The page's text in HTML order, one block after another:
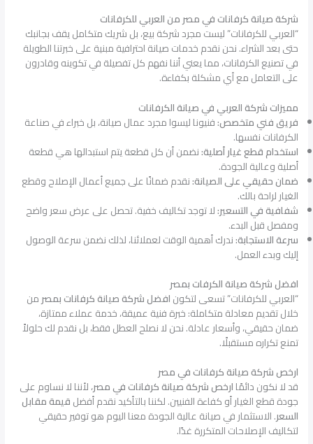
شركة صيانة كرفانات في مصر من العربي للكرفانات
“العربي للكرفانات” ليست مجرد شركة بيع، بل شريك متكامل يقف بجانبك
حتى بعد الشراء. نحن نقدم خدمات صيانة احترافية مبنية على خبرتنا الطويلة
في تصنيع الكرفانات، مما يعني أننا نفهم كل تفصيلة في تكوينه وقادرون
على التعامل مع أي مشكلة بكفاءة.
مميزات شركة العربي في صيانة الكرفانات
فريق فني متخصص:فنيونا ليسوا مجرد عمال صيانة، بل خبراء في صناعة
الكرفانات نفسها.
استخدام قطع غيار أصلية:نضمن أن كل قطعة يتم استبدالها هي قطعة
أصلية وعالية الجودة.
ضمان حقيقي على الصيانة:نقدم ضمانًا على جميع أعمال الإصلاح وقطع
الغيار لراحة بالك.
شفافية في التسعير:لا توجد تكاليف خفية. تحصل على عرض سعر واضح
ومفصل قبل البدء.
سرعة الاستجابة:ندرك أهمية الوقت لعملائنا، لذلك نضمن سرعة الوصول
إليك وبدء العمل.
افضل شركة صيانة الكرفات بمصر
“العربي للكرفانات” تسعى لتكونافضل شركة صيانة كرفانات بمصرمن
خلال تقديم معادلة متكاملة: خبرة فنية عميقة، خدمة عملاء ممتازة،
ضمان حقيقي، وأسعار عادلة. نحن لا نصلح العطل فقط، بل نقدم لك حلولاً
تمنع تكراره مستقبلًا.
ارخص شركة صيانة كرفانات في مصر
قد لا نكون دائمًاارخص شركة صيانة كرفانات في مصر، لأننا لا نساوم على
جودة قطع الغيار أو كفاءة الفنيين. لكننا بالتأكيد نقدم أفضلقيمة مقابل
السعر. الاستثمار في صيانة عالية الجودة معنا اليوم هو توفير حقيقي
لتكاليف الإصلاحات المتكررة غدًا.